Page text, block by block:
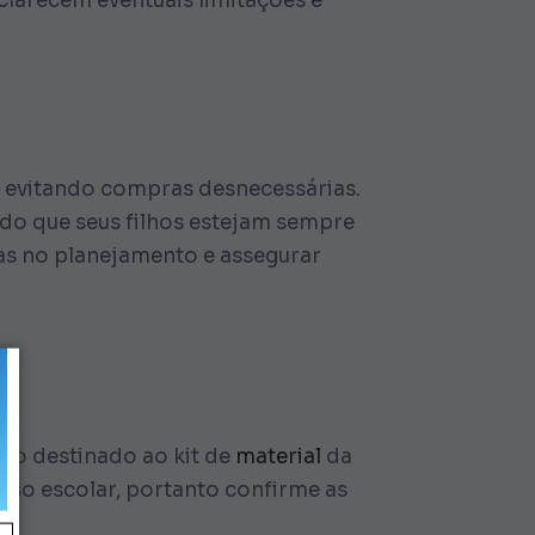
compras desnecessárias.
que seus filhos estejam sempre
no planejamento e assegurar
destinado ao kit de material da
escolar, portanto confirme as